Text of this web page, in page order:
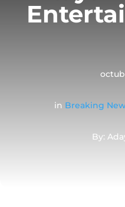
in Breaking
By: